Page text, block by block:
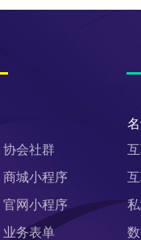
协会社群
商城小程序
官网小程序
业务表单